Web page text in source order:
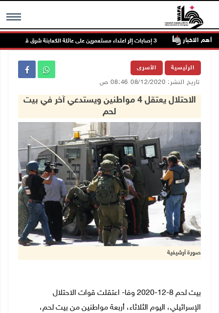
MENU أهم الاخبار
الرئيسية الأسرى
تاريخ النشر: 08/12/2020 08:46 ص
الاحتلال يعتقل 4 مواطنين ويستدعي آخر في بيت
لحم
صورة أرشيفية
بيت لحم 8-12-2020 وفا- اعتقلت قوات الاحتلال
الإسرائيلي، اليوم الثلاثاء، أربعة مواطنين من بيت لحم،